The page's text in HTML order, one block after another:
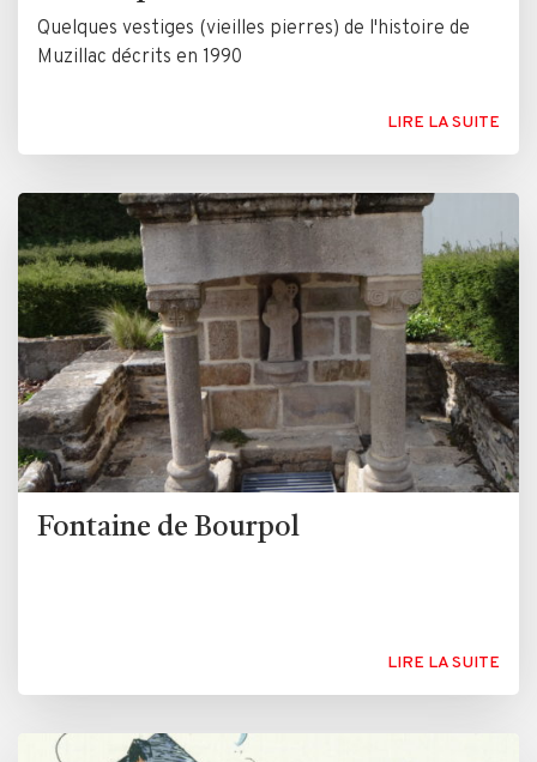
Quelques vestiges (vieilles pierres) de l'histoire de
Muzillac décrits en 1990
LIRE LA SUITE
Fontaine de Bourpol
LIRE LA SUITE